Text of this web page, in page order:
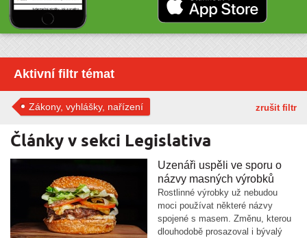
Aktivní filtr témat
zrušit filtr
Zákony, vyhlášky, nařízení
Články v sekci Legislativa
Uzenáři uspěli ve sporu o
názvy masných výrobků
Rostlinné výrobky už nebudou
moci používat některé názvy
spojené s masem. Změnu, kterou
dlouhodobě prosazoval i bývalý